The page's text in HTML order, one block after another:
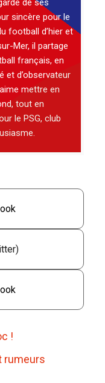
de ses
sincère pour le
football d’hier et
Mer, il partage
français, en
et d’observateur
mettre en
tout en
le PSG, club
!
rumeurs